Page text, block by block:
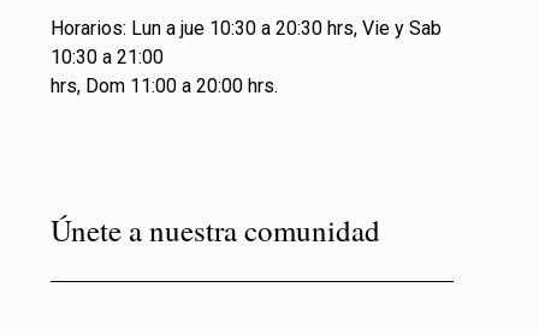
Horarios: Lun a jue 10:30 a 20:30 hrs, Vie y Sab
10:30 a 21:00
hrs, Dom 11:00 a 20:00 hrs.
Únete a nuestra comunidad